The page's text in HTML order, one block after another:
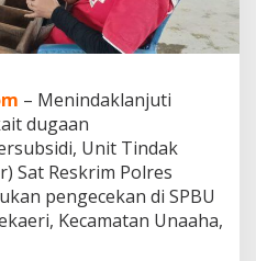
– Menindaklanjuti
dugaan
Unit Tindak
Sat Reskrim Polres
pengecekan di SPBU
Kecamatan Unaaha,